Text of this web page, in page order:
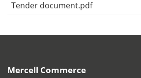
Tender document.pdf
Mercell Commerce